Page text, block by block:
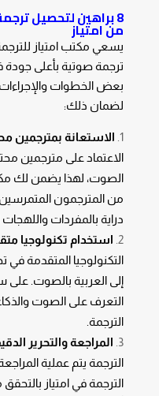
8 براهين لتحصيل
من امتياز
يسعي مكتب امتياز
ترجمة صوتية بأعلى جودة
بعض الخطوات
لضمان ذلك:
الاستعانة بمترجمين
الاعتماد على مترجمين
الصوت، لهذا يضمن لك
من المترجمون
دراية بالمفردات واللهجات
استخدام تكنولوجيا
التكنولوجيا المتقدمة
إلى العربية بالصوت. على
التعرف على الصوت
الترجمة.
المراجعة والتحرير
الترجمة يتم عملية
الترجمة في امتياز